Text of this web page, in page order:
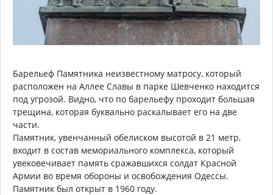
Барельеф Памятника неизвестному матросу, который
расположен на Аллее Славы в парке Шевченко находится
под угрозой. Видно, что по барельефу проходит большая
трещина, которая буквально раскалывает его на две
части.
Памятник, увенчанный обелиском высотой в 21 метр,
входит в состав мемориального комплекса, который
увековечивает память сражавшихся солдат Красной
Армии во время обороны и освобождения Одессы.
Памятник был открыт в 1960 году.